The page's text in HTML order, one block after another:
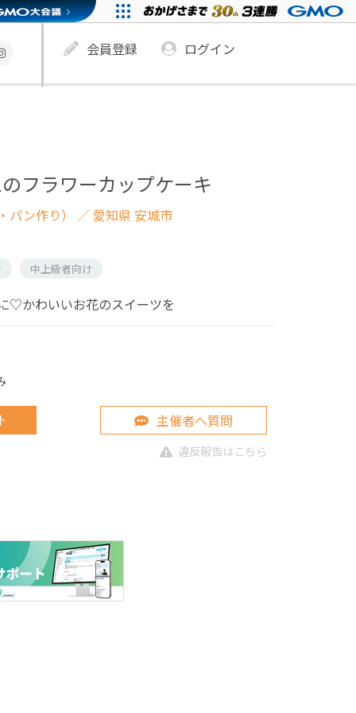
会員登録 ログイン
フラワーカップケーキ
ン作り） ／ 愛知県 安城市
中上級者向け
♡かわいいお花のスイーツを
主催者へ質問
違反報告はこちら